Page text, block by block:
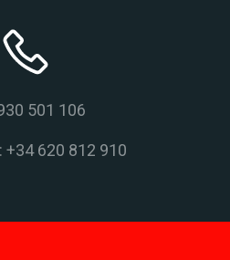
501 106
+34 620 812 910